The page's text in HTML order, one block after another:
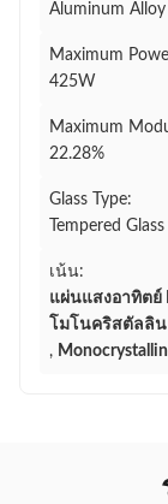
Aluminum Alloy
Maximum
425W
Maximum
22.28%
Glass Type:
Tempered Glass
เน้น:
แผ่นแสงอาทิตย์
โมโนคริสตัลลิน
,